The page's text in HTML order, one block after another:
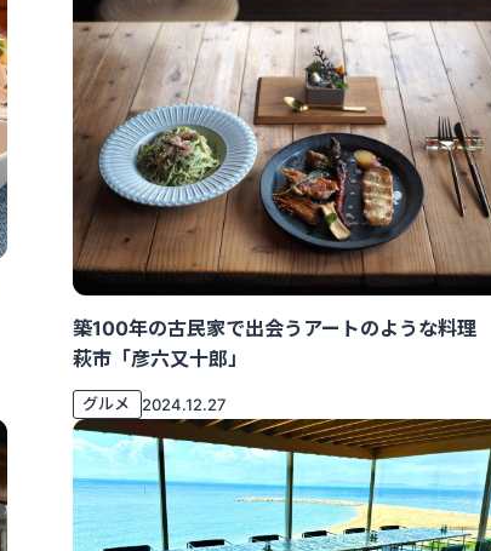
築100年の古民家で出会うアートのような料理
萩市「彦六又十郎」
グルメ 2024.12.27